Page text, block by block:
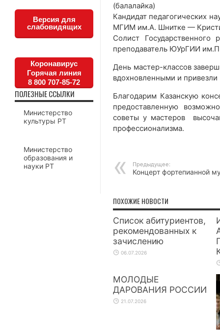
(балалайка)
Кандидат педагогических
МГИМ им.А. Шнитке —
Солист Государственного
преподаватель ЮУрГИИ
День мастер-классов
вдохновленными и привезли
Благодарим Казанскую
предоставленную
советы у мастеров
профессионализма.
Предыдущее:
Концерт фортепианной
ПОХОЖИЕ НОВОСТИ
Список абитуриентов,
рекомендованных к
зачислению
06.07.2026
МОЛОДЫЕ
ДАРОВАНИЯ РОССИИ
21.07.2026
Версия для
слабовидящих
Коронавирус
Горячая линия
8 800 707-85-72
ПОЛЕЗНЫЕ ССЫЛКИ
Министерство
культуры РТ
Министерство
образования и
науки РТ